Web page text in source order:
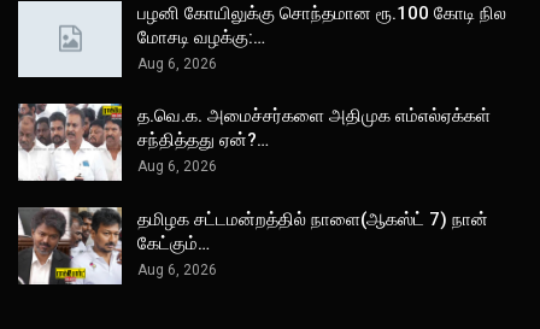
பழனி கோயிலுக்கு சொந்தமான ரூ.100 கோடி நில
மோசடி வழக்கு:…
Aug 6, 2026
த.வெ.க. அமைச்சர்களை அதிமுக எம்எல்ஏக்கள்
சந்தித்தது ஏன்?…
Aug 6, 2026
தமிழக சட்டமன்றத்தில் நாளை(ஆகஸ்ட் 7) நான்
கேட்கும்…
Aug 6, 2026